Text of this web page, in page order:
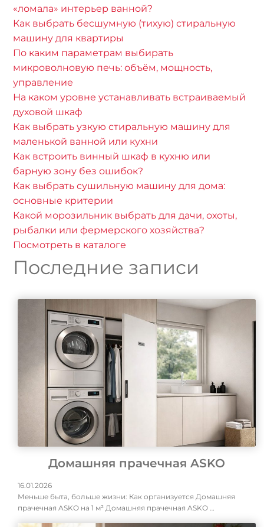
«ломала» интерьер ванной?
Как выбрать бесшумную (тихую) стиральную
машину для квартиры
По каким параметрам выбирать
микроволновую печь: объём, мощность,
управление
На каком уровне устанавливать встраиваемый
духовой шкаф
Как выбрать узкую стиральную машину для
маленькой ванной или кухни
Как встроить винный шкаф в кухню или
барную зону без ошибок?
Как выбрать сушильную машину для дома:
основные критерии
Какой морозильник выбрать для дачи, охоты,
рыбалки или фермерского хозяйства?
Посмотреть в каталоге
Последние записи
Домашняя прачечная ASKO
16.01.2026
Меньше быта, больше жизни: Как организуется Домашняя
прачечная ASKO на 1 м² Домашняя прачечная ASKO …